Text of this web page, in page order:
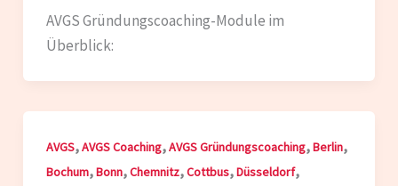
AVGS Gründungscoaching-Module im
Überblick:
AVGS,AVGS Coaching,AVGS Gründungscoaching,Berlin,
Bochum,Bonn,Chemnitz,Cottbus,Düsseldorf,